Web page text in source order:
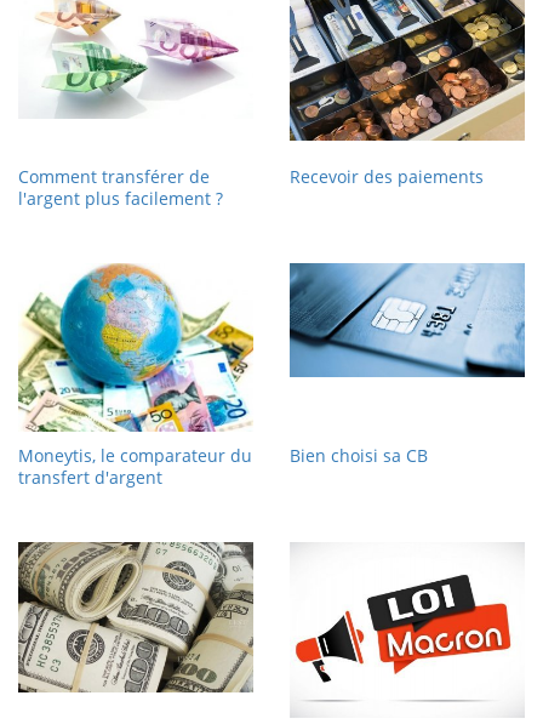
Comment transférer de
l'argent plus facilement ?
Recevoir des paiements
Moneytis, le comparateur du
transfert d'argent
Bien choisi sa CB